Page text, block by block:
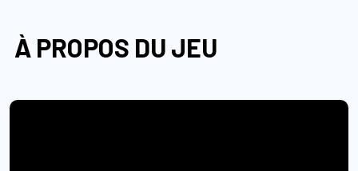
À PROPOS DU JEU